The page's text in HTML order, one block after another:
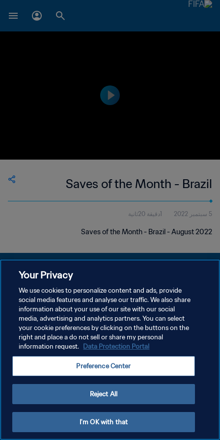
Saves of the Month - Brazil
5 سبتمبر 2022 1دقيقة 20ثانية
Saves of the Month - Brazil - August 2022
سياسة الخصوصية
إدارة تفضيلات ملفات تعريف الارتباط
Your Privacy
We use cookies to personalize content and ads, provide
social media features and analyse our traffic. We also share
information about your use of our site with our social
media, advertising and analytics partners. You can select
your cookie preferences by clicking on the buttons on the
right and place a do not sell or share my personal
information request. Data Protection Portal
Preference Center
Reject All
I'm OK with that